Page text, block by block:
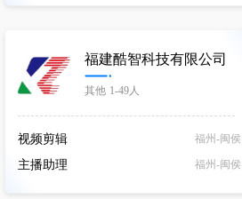
福建酷智科技有限公司
其他 1-49人
视频剪辑 福州-闽侯
主播助理 福州-闽侯